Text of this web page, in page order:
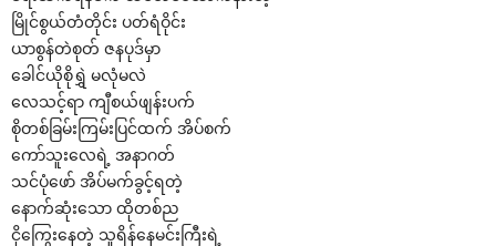
မြိုင်စွယ်တံတိုင်း ပတ်ရံဝိုင်း
ယာစွန်တဲစုတ် ဇနပုဒ်မှာ
‌ခေါင်ယိုစိုရွှဲ မလုံမလဲ
‌လေသင့်ရာ ကျီစယ်ဖျန်းပက်
စိုတစ်ခြမ်းကြမ်းပြင်ထက် အိပ်စက်
‌ကော်သူး‌လေရဲ့ အနာဂတ်
သင်ပုံ‌ဖော် အိပ်မက်ခွင့်ရတဲ့
‌နောက်ဆုံး‌သော ထိုတစ်ည
ငို‌ကြွေး‌နေတဲ့ သူရိန်‌နေမင်းကြီးရဲ့